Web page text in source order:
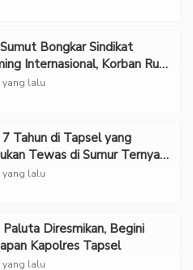
Bongkar Sindikat
Internasional, Korban Rugi
yang lalu
Tahun di Tapsel yang
Tewas di Sumur Ternyata
Kekerasan Seksual
yang lalu
Paluta Diresmikan, Begini
Kapolres Tapsel
yang lalu